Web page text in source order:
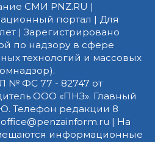
СМИ PNZ.RU |
портал | Для
| Зарегистрировано
по надзору в сфере
технологий и массовых
№ ФС 77 - 82747 от
ООО «ПНЗ». Главный
Телефон редакции 8
office@penzainform.ru | На
информационные